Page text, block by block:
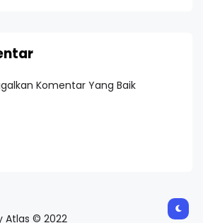
Komentar Yang Baik
Atlas © 2022